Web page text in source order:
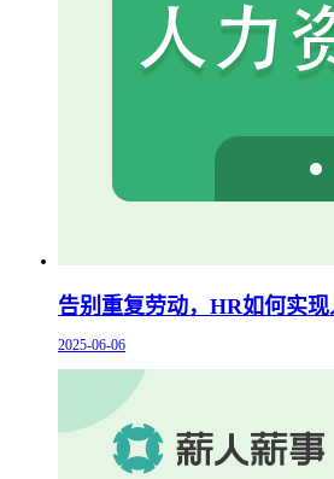
告别重复劳动，HR如何实现
2025-06-06